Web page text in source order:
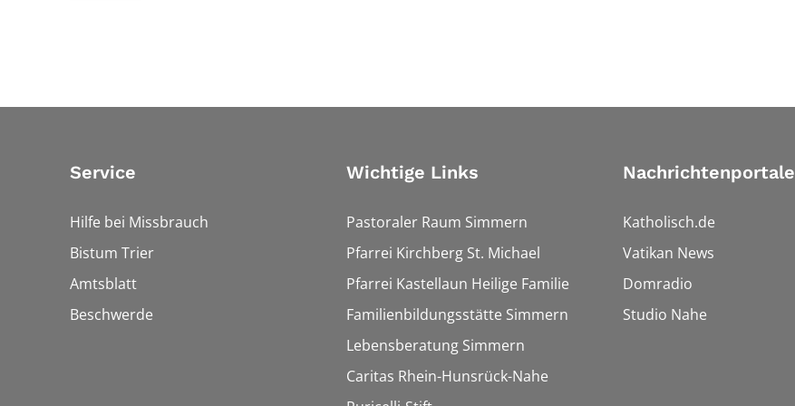
Service
Hilfe bei Missbrauch
Bistum Trier
Amtsblatt
Beschwerde
Wichtige Links
Pastoraler Raum Simmern
Pfarrei Kirchberg St. Michael
Pfarrei Kastellaun Heilige Familie
Familienbildungsstätte Simmern
Lebensberatung Simmern
Caritas Rhein-Hunsrück-Nahe
Nachrichtenportale
Katholisch.de
Vatikan News
Domradio
Studio Nahe